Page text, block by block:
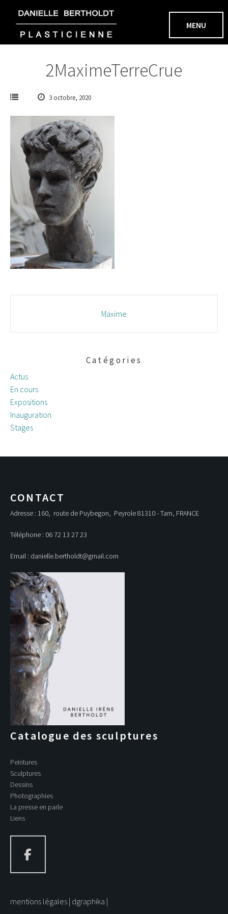
contenu
MENU
2MaximeTerreCrue
3 octobre, 2020
Maxime
Catégories
Actus
En cours
Expositions
Inauguration
Stages
CONTACT
Adresse : 160, route de Puybegon, Peyrole 81310 - Tarn, FRANCE
Téléphone : 06 72 13 27 23
Email : danielle.bertholdt@gmail.com
Catalogue des sculptures
Peintures
Sculptures
Dessins
Photographies
La presse en parle
Liens
mentions légales dgraphika